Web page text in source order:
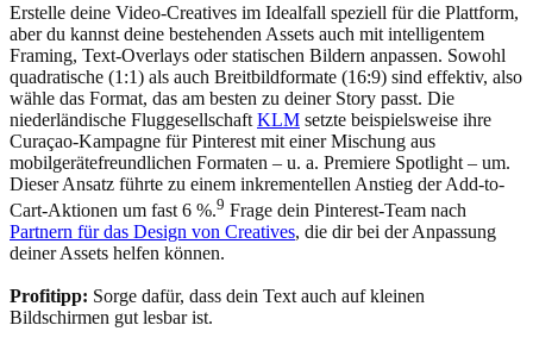
Erstelle deine Video-Creatives im Idealfall speziell für die Plattform,
aber du kannst deine bestehenden Assets auch mit intelligentem
Framing, Text-Overlays oder statischen Bildern anpassen. Sowohl
quadratische (1:1) als auch Breitbildformate (16:9) sind effektiv, also
wähle das Format, das am besten zu deiner Story passt. Die
niederländische Fluggesellschaft KLM setzte beispielsweise ihre
Curaçao-Kampagne für Pinterest mit einer Mischung aus
mobilgerätefreundlichen Formaten – u. a. Premiere Spotlight – um.
Dieser Ansatz führte zu einem inkrementellen Anstieg der Add-to-
Cart-Aktionen um fast 6 %.9 Frage dein Pinterest-Team nach
Partnern für das Design von Creatives, die dir bei der Anpassung
deiner Assets helfen können.
Profitipp: Sorge dafür, dass dein Text auch auf kleinen
Bildschirmen gut lesbar ist.